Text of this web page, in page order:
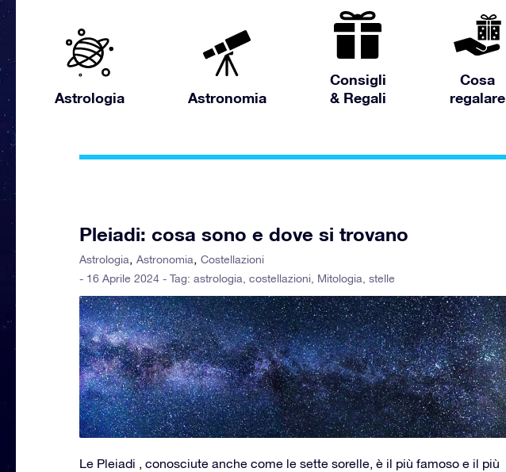
Astrologia Astronomia
Consigli
& Regali
Cosa
regalare
Pleiadi: cosa sono e dove si trovano
Astrologia Astronomia
Costellazioni
- 16 Aprile 2024 - Tag: astrologia costellazioni Mitologia stelle
Le Pleiadi , conosciute anche come le sette sorelle, è il più famoso e il più